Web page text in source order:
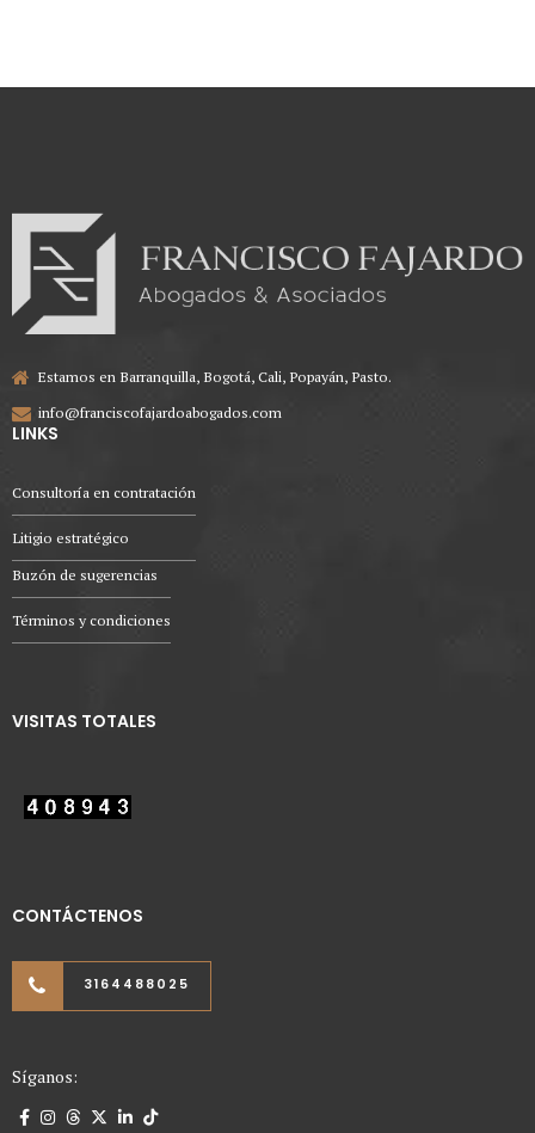
Estamos en Barranquilla, Bogotá, Cali, Popayán, Pasto.
info@franciscofajardoabogados.com
LINKS
Consultoría en contratación
Litigio estratégico
Buzón de sugerencias
Términos y condiciones
VISITAS TOTALES
CONTÁCTENOS
3164488025
Síganos: